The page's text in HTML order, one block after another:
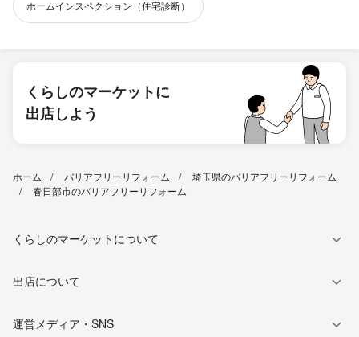
ホームインスペクション（住宅診断）
くらしのマーケットに
出店しよう
ホーム バリアフリーリフォーム
埼玉県のバリアフリーリフォーム
春日部市のバリアフリーリフォーム
くらしのマーケットについて
出店について
運営メディア・SNS